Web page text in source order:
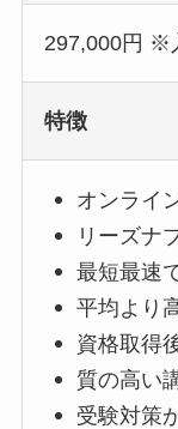
297,000円 ※
特徴
オンライ
リーズナ
最短最速
平均より
資格取得
質の高い
受験対策